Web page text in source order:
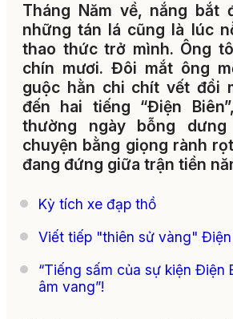
Tháng Năm về, nắng bắt
những tán lá cũng là lúc
thao thức trở mình. Ông
chín mươi. Đôi mắt ông
guộc hằn chi chít vết đồi
đến hai tiếng “Điện
thường ngày bỗng
chuyện bằng giọng rành
đang đứng giữa trận tiền
Kỳ tích xe đạp thồ
Viết tiếp "thiên sử vàng" Điện
“Tiếng sấm của sự kiện Điện
âm vang”!